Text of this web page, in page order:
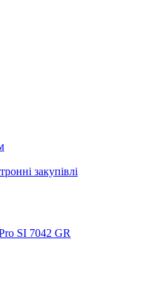
закупівлі
SI 7042 GR